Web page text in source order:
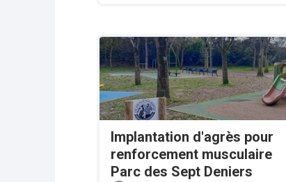
Implantation d'agrès pour
renforcement musculaire
Parc des Sept Deniers